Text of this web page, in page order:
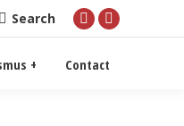
Search
+ Contact